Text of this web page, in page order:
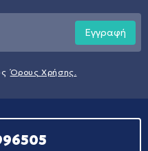
Εγγραφή
Όρους Χρήσης.